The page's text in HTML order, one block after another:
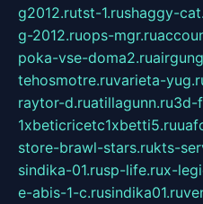
g2012.rutst-1.rushaggy-
g-2012.ruops-mgr.ru
poka-vse-doma2.ru
tehosmotre.ruvarieta-
raytor-d.ruatillagunn.ru3d-
1xbeticricetc1xbetti5.ru
store-brawl-stars.rukts-
sindika-01.rusp-life.rux-
e-abis-1-c.rusindika01.ru